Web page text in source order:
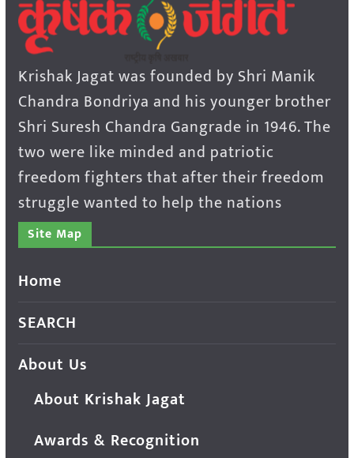
Krishak Jagat was founded by Shri Manik
Chandra Bondriya and his younger brother
Shri Suresh Chandra Gangrade in 1946. The
two were like minded and patriotic
freedom fighters that after their freedom
struggle wanted to help the nations
Site Map
Home
SEARCH
About Us
About Krishak Jagat
Awards & Recognition